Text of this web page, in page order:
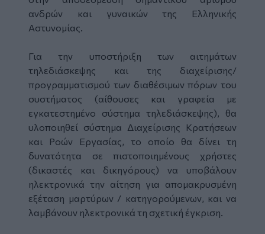
ανδρών και γυναικών της Ελληνικής
Αστυνομίας.
Για την υποστήριξη των αιτημάτων
τηλεδιάσκεψης και της διαχείρισης/
προγραμματισμού των διαθέσιμων πόρων του
συστήματος (αίθουσες και γραφεία με
εγκατεστημένο σύστημα τηλεδιάσκεψης), θα
υλοποιηθεί σύστημα Διαχείρισης Κρατήσεων
και Ροών Εργασίας, το οποίο θα δίνει τη
δυνατότητα σε πιστοποιημένους χρήστες
(δικαστές και δικηγόρους) να υποβάλουν
ηλεκτρονικά την αίτηση για απομακρυσμένη
εξέταση μαρτύρων / κατηγορούμενων, και να
λαμβάνουν ηλεκτρονικά τη σχετική έγκριση.